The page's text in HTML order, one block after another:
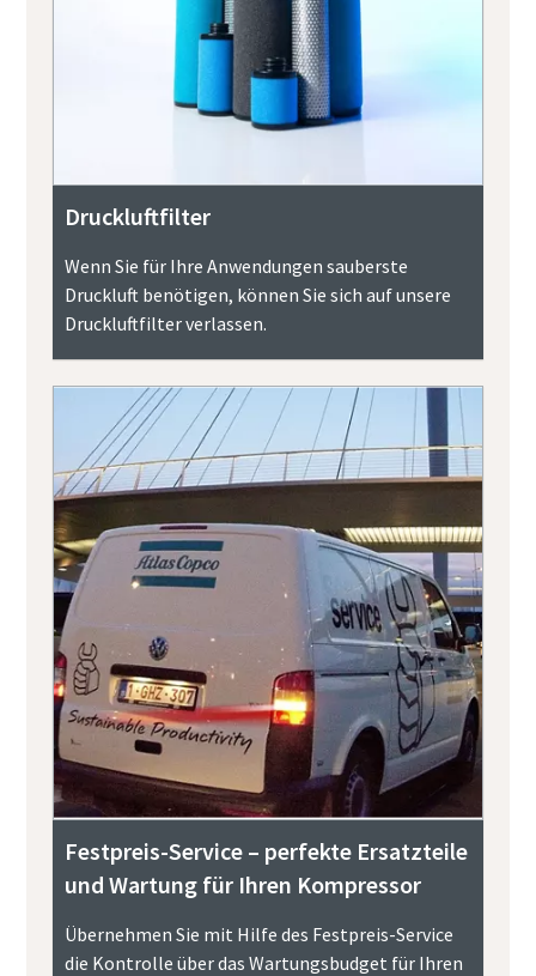
Druckluftfilter
Wenn Sie für Ihre Anwendungen sauberste
Druckluft benötigen, können Sie sich auf unsere
Druckluftfilter verlassen.
Festpreis-Service – perfekte Ersatzteile
und Wartung für Ihren Kompressor
Übernehmen Sie mit Hilfe des Festpreis-Service
die Kontrolle über das Wartungsbudget für Ihren